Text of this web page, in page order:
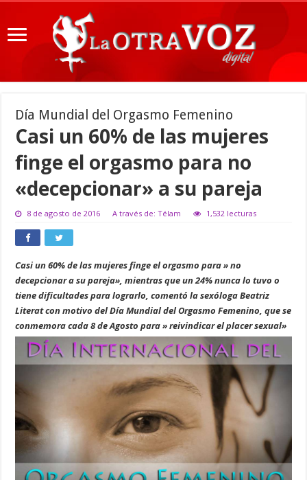
Día Mundial del Orgasmo Femenino
Casi un 60% de las mujeres
finge el orgasmo para no
«decepcionar» a su pareja
8 de agosto de 2016 A través de: Télam 1,532 lecturas
Casi un 60% de las mujeres finge el orgasmo para » no
decepcionar a su pareja», mientras que un 24% nunca lo tuvo o
tiene dificultades para lograrlo, comentó la sexóloga Beatriz
Literat con motivo del Día Mundial del Orgasmo Femenino, que se
conmemora cada 8 de Agosto para » reivindicar el placer sexual»